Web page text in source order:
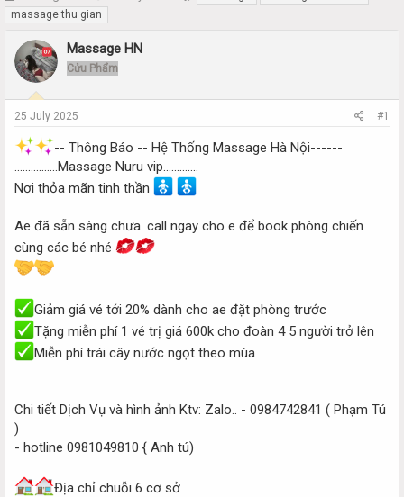
h
r
e
a
d
a
r
e
r
t
a
r
t
d
massage thu gian
Massage HN
Cửu Phẩm
25 July 2025 #1
-- Thông Báo -- Hệ Thống Massage Hà Nội------
................Massage Nuru vip.............
Nơi thỏa mãn tinh thần
Ae đã sẵn sàng chưa. call ngay cho e để book phòng chiến
cùng các bé nhé
Giảm giá vé tới 20% dành cho ae đặt phòng trước
Tặng miễn phí 1 vé trị giá 600k cho đoàn 4 5 người trở lên
Miễn phí trái cây nước ngọt theo mùa
Chi tiết Dịch Vụ và hình ảnh Ktv: Zalo.. - 0984742841 ( Phạm Tú
)
- hotline 0981049810 { Anh tú)
Địa chỉ chuỗi 6 cơ sở